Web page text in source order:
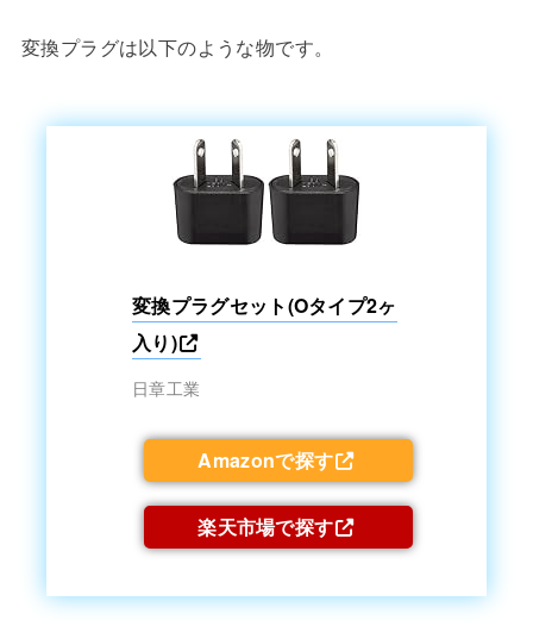
変換プラグは以下のような物です。
変換プラグセット(Oタイプ2ヶ
入り)
日章工業
Amazonで探す
楽天市場で探す